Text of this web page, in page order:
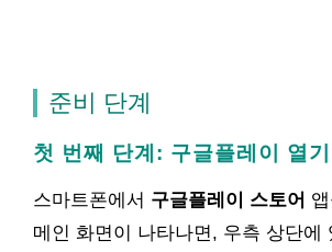
준비 단계
첫 번째 단계: 구글플레이 열기
스마트폰에서 구글플레이 스토어
메인 화면이 나타나면, 우측 상단에